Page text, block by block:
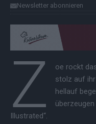
Newsletter abonnieren
Z
oe rockt
stolz auf ihr
hellauf
Illustrated“.